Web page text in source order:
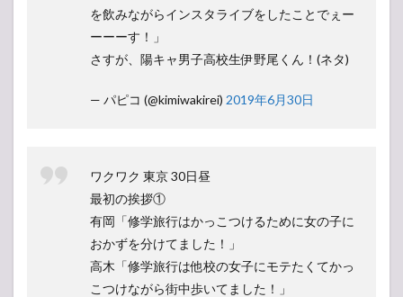
を飲みながらインスタライブをしたことでぇー
ーーーす！」
さすが、陽キャ男子高校生伊野尾くん！(ネタ)
— パピコ (@kimiwakirei) 2019年6月30日
ワクワク 東京 30日昼
最初の挨拶①
有岡「修学旅行はかっこつけるために女の子に
おかずを分けてました！」
高木「修学旅行は他校の女子にモテたくてかっ
こつけながら街中歩いてました！」